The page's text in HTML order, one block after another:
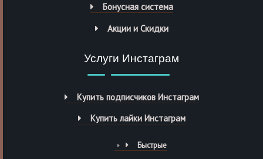
Бонусная система
Акции и Скидки
Услуги Инстаграм
Купить подписчиков Инстаграм
Купить лайки Инстаграм
Быстрые